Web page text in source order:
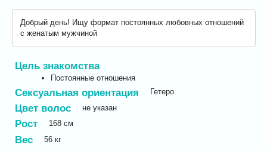
Добрый день! Ищу формат постоянных любовных отношений
с женатым мужчиной
Цель знакомства
Постоянные отношения
Сексуальная ориентация Гетеро
Цвет волос не указан
Рост 168 см
Вес 56 кг